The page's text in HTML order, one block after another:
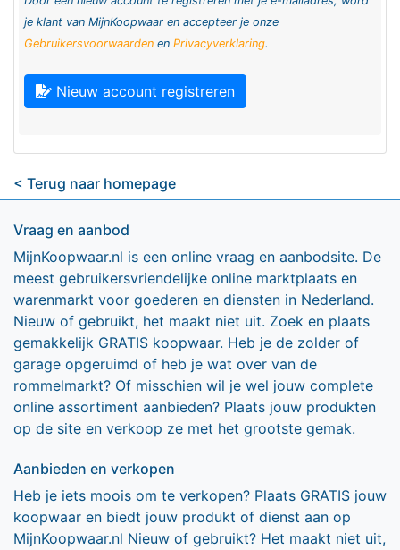
je klant van MijnKoopwaar en accepteer je onze
Gebruikersvoorwaarden en Privacyverklaring.
Nieuw account registreren
< Terug naar homepage
Vraag en aanbod
MijnKoopwaar.nl is een online vraag en aanbodsite. De
meest gebruikersvriendelijke online marktplaats en
warenmarkt voor goederen en diensten in Nederland.
Nieuw of gebruikt, het maakt niet uit. Zoek en plaats
gemakkelijk GRATIS koopwaar. Heb je de zolder of
garage opgeruimd of heb je wat over van de
rommelmarkt? Of misschien wil je wel jouw complete
online assortiment aanbieden? Plaats jouw produkten
op de site en verkoop ze met het grootste gemak.
Aanbieden en verkopen
Heb je iets moois om te verkopen? Plaats GRATIS jouw
koopwaar en biedt jouw produkt of dienst aan op
MijnKoopwaar.nl Nieuw of gebruikt? Het maakt niet uit,